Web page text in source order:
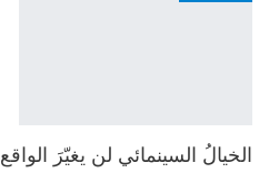
الخيالُ السينمائي لن يغيّرَ الواقع